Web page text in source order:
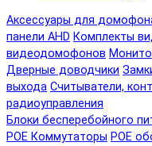
Аксессуары для
панели AHD Комплекты
видеодомофонов
Дверные доводчики
выхода Считыватели,
радиоуправления
Блоки бесперебойного
POE Коммутаторы POE